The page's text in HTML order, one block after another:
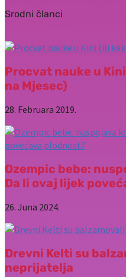
Srodni članci
Procvat nauke u
na Mjesec)
28. Februara 2019.
Ozempic bebe:
Da li ovaj lijek
26. Juna 2024.
Drevni Kelti su
neprijatelja